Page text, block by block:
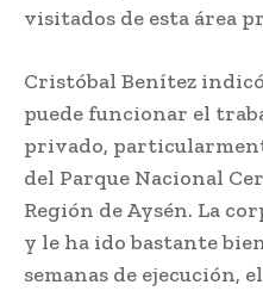
visitados de esta área
Cristóbal Benítez
puede funcionar el
privado,
del Parque Nacional
Región de Aysén. La
y le ha ido bastante
semanas de ejecución,